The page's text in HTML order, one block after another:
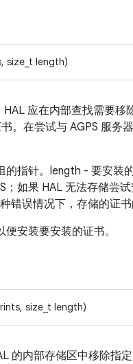
size_t length)
应在内部查找需要
。在尝试与 AGPS 服务
指针。length - 要安装
；如果 HAL 无法存储尝
种错误情况下，存储的证
安装要安装的证书。
size_t length)
的内部存储区中移除指